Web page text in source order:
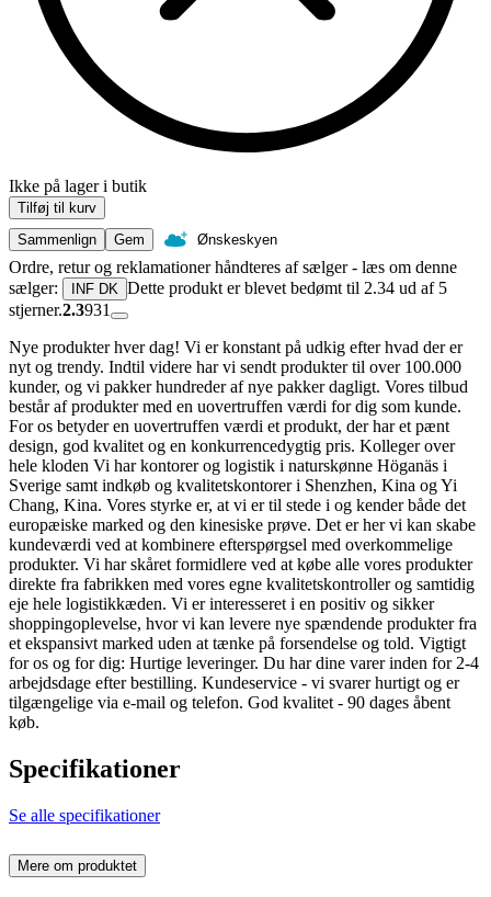
Ikke på lager i butik
Tilføj til kurv
Sammenlign
Gem Ønskeskyen
Ordre, retur og reklamationer håndteres af sælger - læs om denne
sælger:
INF DK Dette produkt er blevet bedømt til 2.34 ud af 5
stjerner.2.3931
Nye produkter hver dag! Vi er konstant på udkig efter hvad der er
nyt og trendy. Indtil videre har vi sendt produkter til over 100.000
kunder, og vi pakker hundreder af nye pakker dagligt. Vores tilbud
består af produkter med en uovertruffen værdi for dig som kunde.
For os betyder en uovertruffen værdi et produkt, der har et pænt
design, god kvalitet og en konkurrencedygtig pris. Kolleger over
hele kloden Vi har kontorer og logistik i naturskønne Höganäs i
Sverige samt indkøb og kvalitetskontorer i Shenzhen, Kina og Yi
Chang, Kina. Vores styrke er, at vi er til stede i og kender både det
europæiske marked og den kinesiske prøve. Det er her vi kan skabe
kundeværdi ved at kombinere efterspørgsel med overkommelige
produkter. Vi har skåret formidlere ved at købe alle vores produkter
direkte fra fabrikken med vores egne kvalitetskontroller og samtidig
eje hele logistikkæden. Vi er interesseret i en positiv og sikker
shoppingoplevelse, hvor vi kan levere nye spændende produkter fra
et ekspansivt marked uden at tænke på forsendelse og told. Vigtigt
for os og for dig: Hurtige leveringer. Du har dine varer inden for 2-4
arbejdsdage efter bestilling. Kundeservice - vi svarer hurtigt og er
tilgængelige via e-mail og telefon. God kvalitet - 90 dages åbent
køb.
Specifikationer
Se alle specifikationer
Mere om produktet